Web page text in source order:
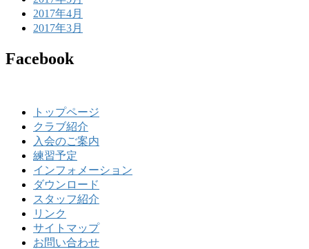
2017年4月
2017年3月
Facebook
トップページ
クラブ紹介
入会のご案内
練習予定
インフォメーション
ダウンロード
スタッフ紹介
リンク
サイトマップ
お問い合わせ